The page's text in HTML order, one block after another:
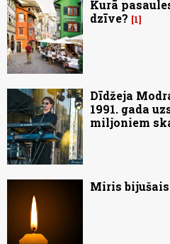
Kurā
dzīve?
1
Dīdžeja
1991. gada
miljoniem
Miris